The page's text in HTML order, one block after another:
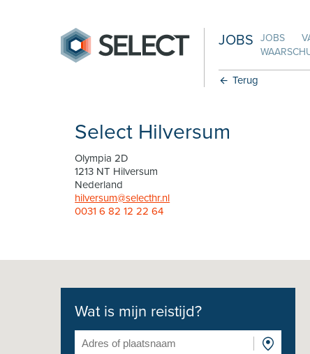
JOBS JOBS
Terug
Select Hilversum
Olympia 2D
1213 NT Hilversum
Nederland
hilversum@selecthr.nl
0031 6 82 12 22 64
Wat is mijn reistijd?